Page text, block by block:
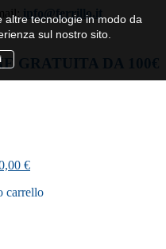
info@ferrillo.it
GRATUITA DA 100€
€
carrello
altre tecnologie in modo da
sul nostro sito.